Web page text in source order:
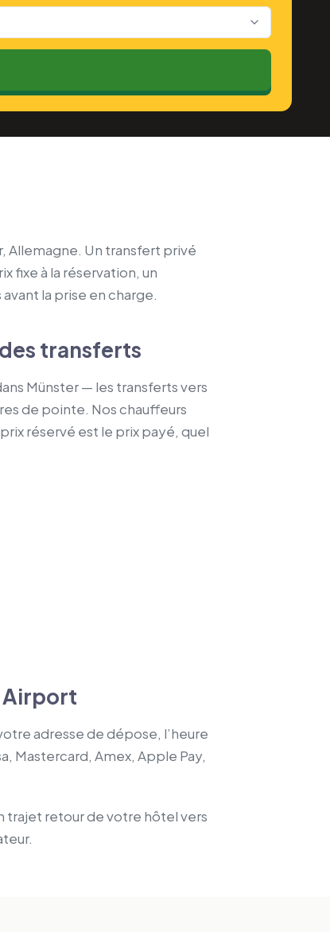
Allemagne. Un transfert privé
fixe à la réservation, un
la prise en charge.
transferts
Münster — les transferts vers
de pointe. Nos chauffeurs
réservé est le prix payé, quel
Airport
adresse de dépose, l’heure
Mastercard, Amex, Apple Pay,
trajet retour de votre hôtel vers